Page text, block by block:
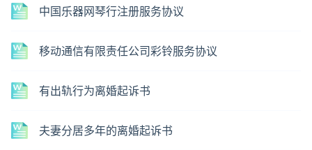
中国乐器网琴行注册服务协议
移动通信有限责任公司彩铃服务协议
有出轨行为离婚起诉书
夫妻分居多年的离婚起诉书